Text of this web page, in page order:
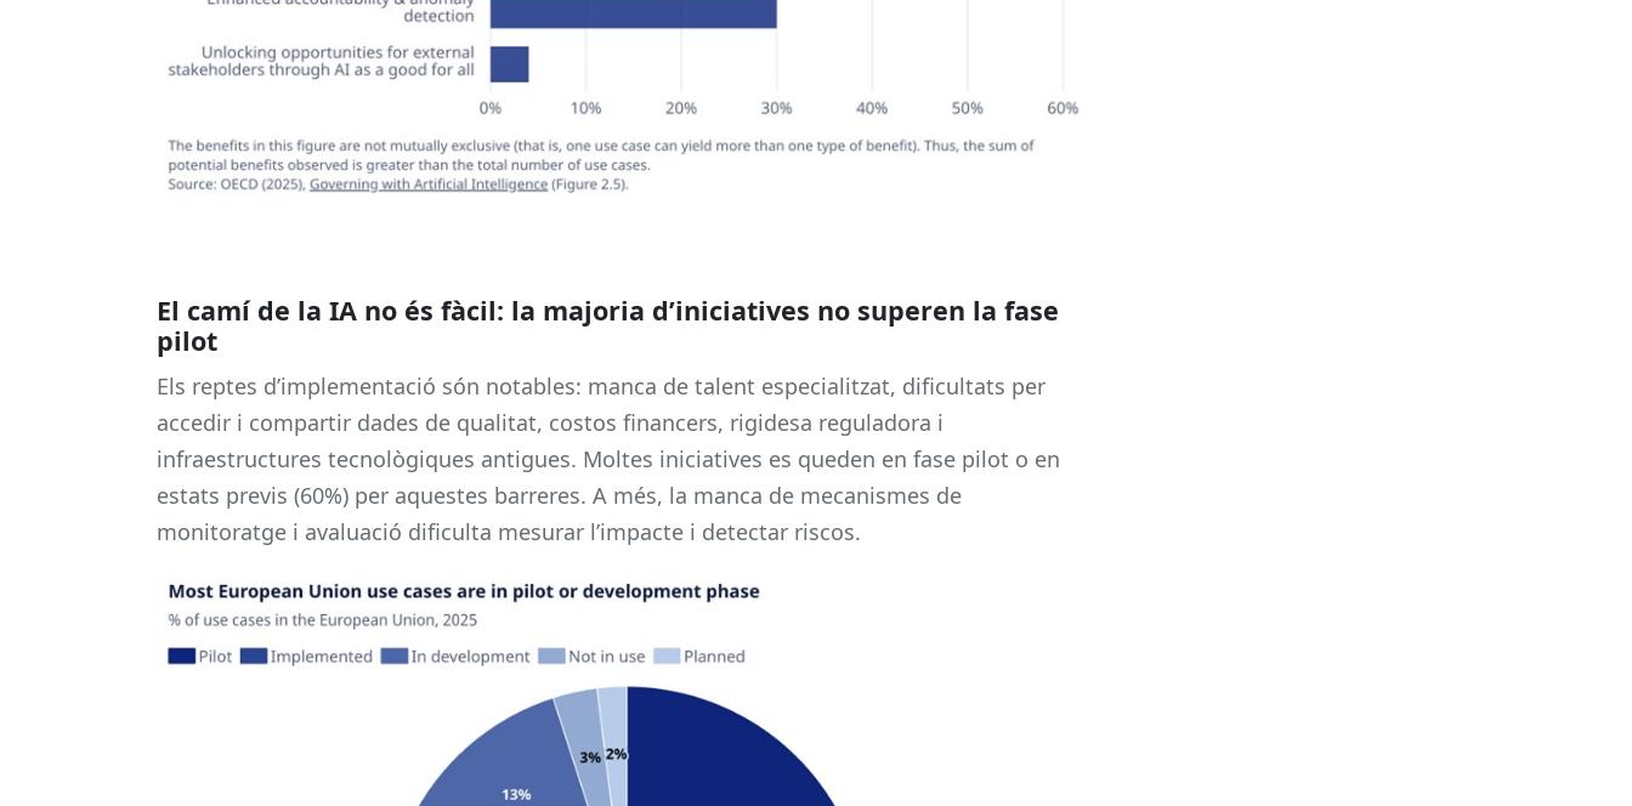
El camí de la IA no és fàcil: la majoria d’iniciatives no superen la fase
pilot
Els reptes d’implementació són notables: manca de talent especialitzat, dificultats per
accedir i compartir dades de qualitat, costos financers, rigidesa reguladora i
infraestructures tecnològiques antigues. Moltes iniciatives es queden en fase pilot o en
estats previs (60%) per aquestes barreres. A més, la manca de mecanismes de
monitoratge i avaluació dificulta mesurar l’impacte i detectar riscos.